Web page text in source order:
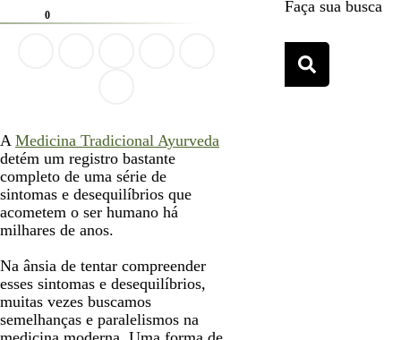
0
A Medicina Tradicional Ayurveda
detém um registro bastante
completo de uma série de
sintomas e desequilíbrios que
acometem o ser humano há
milhares de anos.
Na ânsia de tentar compreender
esses sintomas e desequilíbrios,
muitas vezes buscamos
semelhanças e paralelismos na
Faça sua busca